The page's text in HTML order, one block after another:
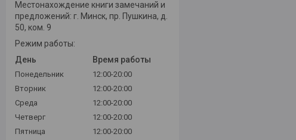
Местонахождение книги замечаний и
предложений: г. Минск, пр. Пушкина, д.
50, ком. 9
Режим работы:
День
Время работы
Понедельник
12:00-20:00
Вторник
12:00-20:00
Среда
12:00-20:00
Четверг
12:00-20:00
Пятница
12:00-20:00